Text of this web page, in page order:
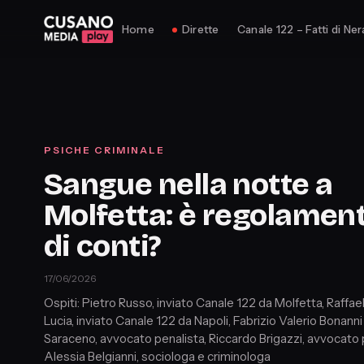
Home Dirette Canale 122 – Fatti di
PSICHE CRIMINALE
Sangue nella notte a
Molfetta: è
di conti?
17/06/2026
Ospiti: Pietro Russo, inviato Canale 122 da Molfetta,
Lucia, inviato Canale 122 da Napoli, Fabrizio Valerio Bonanni
Saraceno, avvocato penalista, Riccardo Brigazzi, avvocato
Alessia Belgianni, sociologa e criminologa